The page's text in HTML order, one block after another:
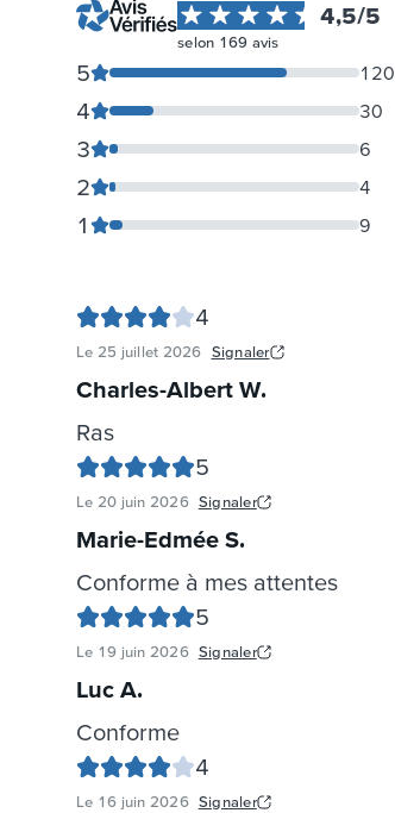
4,5/5
selon 169 avis
1 9
2 4
3 6
4 30
5 120
4
Le 25 juillet 2026 Signaler
Charles-Albert W.
Ras
5
Le 20 juin 2026 Signaler
Marie-Edmée S.
Conforme à mes attentes
5
Le 19 juin 2026 Signaler
Luc A.
Conforme
4
Le 16 juin 2026 Signaler